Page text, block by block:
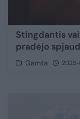
Stingdantis
pradėjo
Gamta